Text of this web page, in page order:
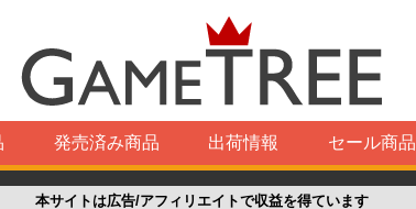
発売済み商品 出荷情報 セール商品
本サイトは広告/アフィリエイトで収益を得ています